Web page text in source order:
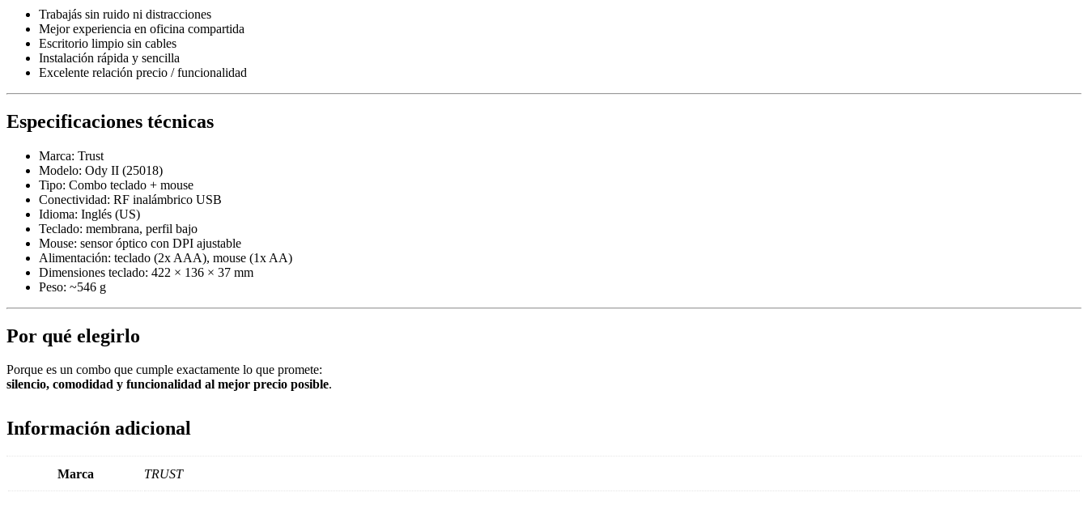
Trabajás sin ruido ni distracciones
Mejor experiencia en oficina compartida
Escritorio limpio sin cables
Instalación rápida y sencilla
Excelente relación precio / funcionalidad
Especificaciones técnicas
Marca: Trust
Modelo: Ody II (25018)
Tipo: Combo teclado + mouse
Conectividad: RF inalámbrico USB
Idioma: Inglés (US)
Teclado: membrana, perfil bajo
Mouse: sensor óptico con DPI ajustable
Alimentación: teclado (2x AAA), mouse (1x AA)
Dimensiones teclado: 422 × 136 × 37 mm
Peso: ~546 g
Por qué elegirlo
Porque es un combo que cumple exactamente lo que promete:
silencio, comodidad y funcionalidad al mejor precio posible.
Información adicional
Marca TRUST